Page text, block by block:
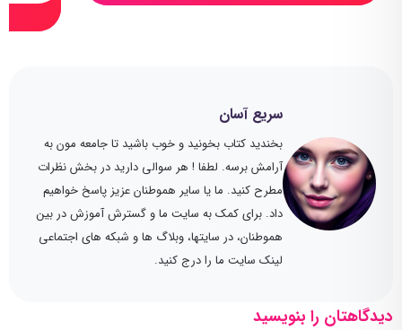
سریع آسان
بخندید کتاب بخونید و خوب باشید تا جامعه مون به
آرامش برسه. لطفا ! هر سوالی دارید در بخش نظرات
مطرح کنید. ما یا سایر هموطنان عزیز پاسخ خواهیم
داد. برای کمک به سایت ما و گسترش آموزش در بین
هموطنان، در سایتها، وبلاگ ها و شبکه های اجتماعی
لینک سایت ما را درج کنید.
دیدگاهتان را بنویسید